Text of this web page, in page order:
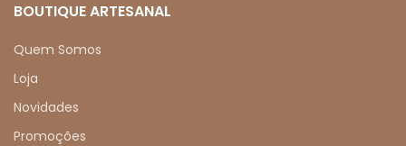
BOUTIQUE ARTESANAL
Quem Somos
Loja
Novidades
Promoções